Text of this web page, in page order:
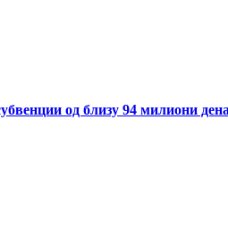
од близу 94 милиони